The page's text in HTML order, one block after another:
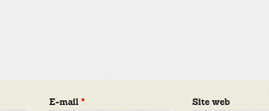
E-mail* Site web